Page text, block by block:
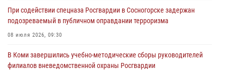
28 июля 2026, 13:32 8
В Коми за неделю росгвардейцами выявлено более 10
деятельности
26 июля 2026, 06:48
При содействии спецназа Росгвардии в Сосногорске задержан
подозреваемый в публичном оправдании терроризма
08 июля 2026, 09:30
В Коми завершились учебно-методические сборы руководителей
филиалов вневедомственной охраны Росгвардии